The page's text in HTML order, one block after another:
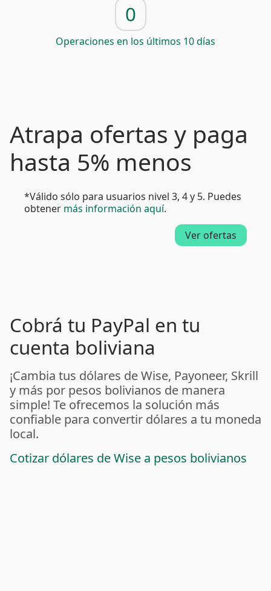
0
Operaciones en los últimos 10 días
Atrapa ofertas y paga
hasta 5% menos
*Válido sólo para usuarios nivel 3, 4 y 5. Puedes
obtener más información aquí.
Ver ofertas
Cobrá tu PayPal en tu
cuenta boliviana
¡Cambia tus dólares de Wise, Payoneer, Skrill
y más por pesos bolivianos de manera
simple! Te ofrecemos la solución más
confiable para convertir dólares a tu moneda
local.
Cotizar dólares de Wise a pesos bolivianos